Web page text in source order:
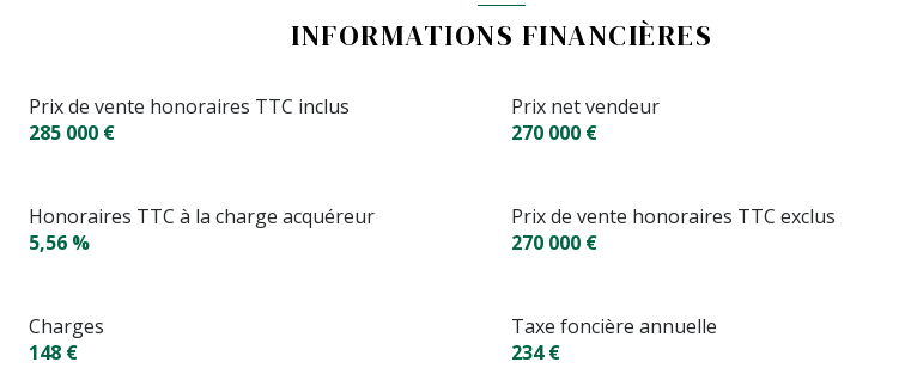
INFORMATIONS FINANCIÈRES
Prix de vente honoraires TTC inclus
285 000 €
Prix net vendeur
270 000 €
Prix de vente honoraires TTC exclus
270 000 €
Honoraires TTC à la charge acquéreur
5,56 %
Charges
148 €
Taxe foncière annuelle
234 €